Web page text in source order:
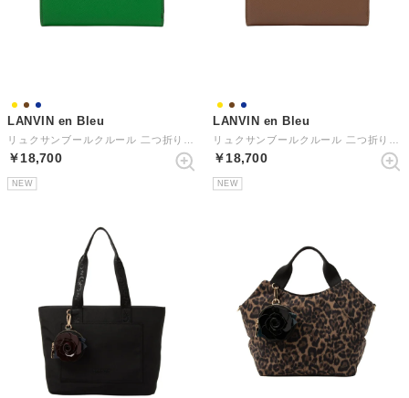
LANVIN en Bleu
￥18,700
NEW
LANVIN en Bleu
￥18,700
NEW